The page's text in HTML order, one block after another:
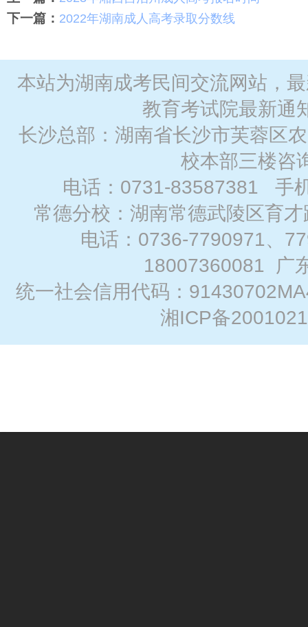
下一篇： 2022年湖南成人高考录取分数线
本站为湖南成考民间交流网站，
教育考试院最新通
长沙总部：湖南省长沙市芙蓉区
校本部三楼咨
电话：0731-83587381 手
常德分校：湖南常德武陵区育
电话：0736-7790971、
18007360081
广
统一社会信用代码：
湘ICP备